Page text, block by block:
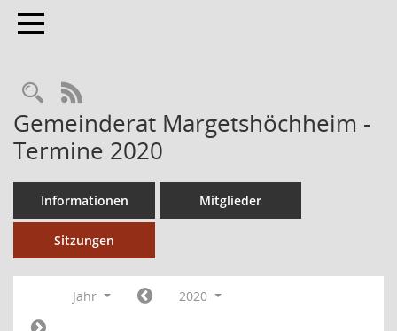
Toggle navigation
RSS-Feed
Gemeinderat Margetshöchheim -
Termine 2020
Informationen Mitglieder
Sitzungen
Jahr 2020